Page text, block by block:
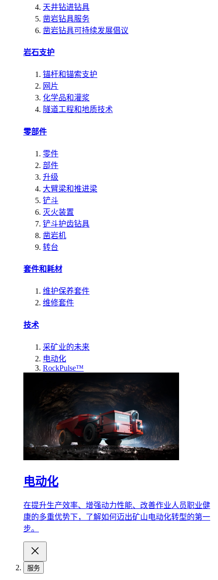
天井钻进钻具
凿岩钻具服务
凿岩钻具可持续发展倡议
岩石支护
锚杆和锚索支护
网片
化学品和灌浆
隧道工程和地质技术
零部件
零件
部件
升级
大臂梁和推进梁
铲斗
灭火装置
铲斗护齿钻具
凿岩机
转台
套件和耗材
维护保养套件
维修套件
技术
采矿业的未来
电动化
RockPulse™
电动化
在提升生产效率、增强动力性能、改善作业人员职业健
康的多重优势下，了解如何迈出矿山电动化转型的第一
步。
服务